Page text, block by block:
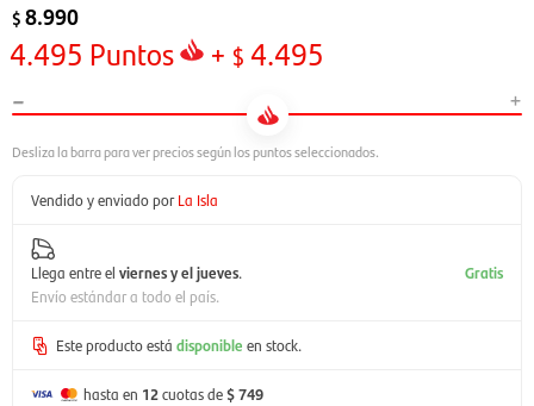
$ 8.990
4.495 Puntos + $ 4.495
- +
Vendido y enviado por La Isla
Llega entre el viernes y el jueves.
Envío estándar a todo el país.
Gratis
Este producto está disponible en stock.
hasta en 12cuotas de$ 749